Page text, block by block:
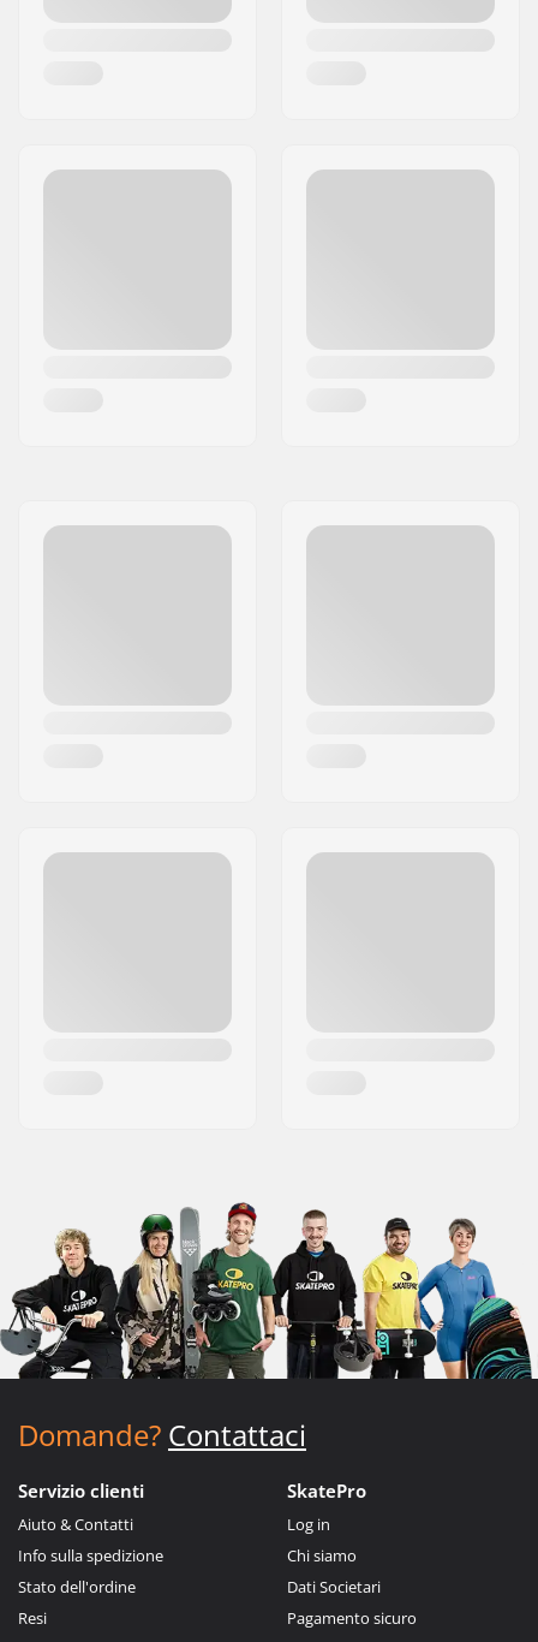
Domande? Contattaci
Servizio clienti
Aiuto & Contatti
Info sulla spedizione
Stato dell'ordine
Resi
SkatePro
Log in
Chi siamo
Dati Societari
Pagamento sicuro